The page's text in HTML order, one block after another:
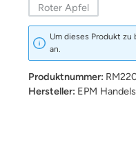
Roter Apfel(Diese Option ist
Um dieses Produkt
an.
Produktnummer:
Hersteller: EPM